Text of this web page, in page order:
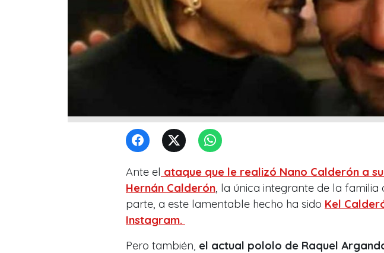
Ante el ataque que le realizó Nano Calderón a
Hernán Calderón , la única integrante de la familia
parte, a este lamentable hecho ha sido Kel
Instagram.
Pero también, el actual pololo de Raquel